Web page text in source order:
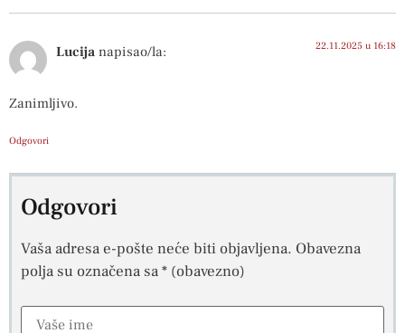
Lucija napisao/la: 22.11.2025 u 16:18
Zanimljivo.
Odgovori
Odgovori
Vaša adresa e-pošte neće biti objavljena. Obavezna
polja su označena sa* (obavezno)